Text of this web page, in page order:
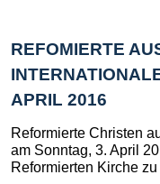
REFOMIERTE
APRIL 2016
Reformierte Christen
am Sonntag, 3. April
Reformierten Kirche